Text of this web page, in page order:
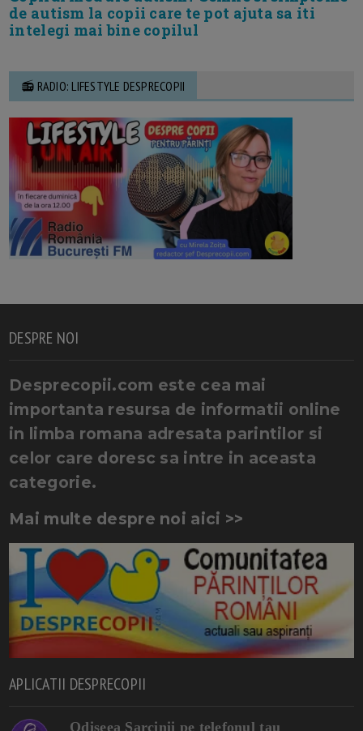
de autism la copii care te pot ajuta sa iti
intelegi mai bine copilul
📻 RADIO: LIFESTYLE DESPRECOPII
DESPRE NOI
Desprecopii.com este cea mai
importanta resursa de informatii online
in limba romana adresata parintilor si
celor care doresc sa intre in aceasta
categorie.
Mai multe despre noi aici >>
APLICATII DESPRECOPII
Odiseea Sarcinii pe telefonul tau